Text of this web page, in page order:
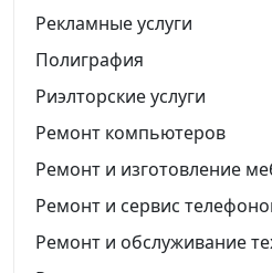
Рекламные услуги
Полиграфия
Риэлторские услуги
Ремонт компьютеров
Ремонт и изготовление
Ремонт и сервис
Ремонт и обслуживание